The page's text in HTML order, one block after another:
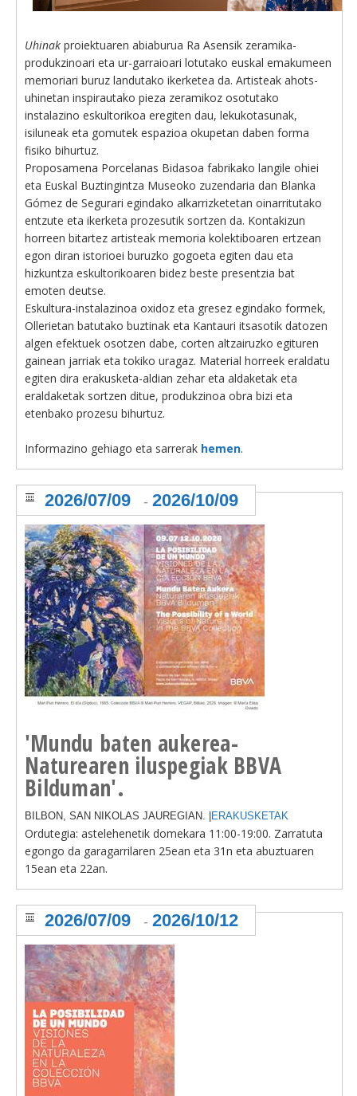
Uhinak proiektuaren abiaburua Ra Asensik zeramika-
produkzinoari eta ur-garraioari lotutako euskal emakumeen
memoriari buruz landutako ikerketea da. Artisteak ahots-
uhinetan inspirautako pieza zeramikoz osotutako
instalazino eskultorikoa eregiten dau, lekukotasunak,
isiluneak eta gomutek espazioa okupetan daben forma
fisiko bihurtuz.
Proposamena Porcelanas Bidasoa fabrikako langile ohiei
eta Euskal Buztingintza Museoko zuzendaria dan Blanka
Gómez de Segurari egindako alkarrizketetan oinarritutako
entzute eta ikerketa prozesutik sortzen da. Kontakizun
horreen bitartez artisteak memoria kolektiboaren ertzean
egon diran istorioei buruzko gogoeta egiten dau eta
hizkuntza eskultorikoaren bidez beste presentzia bat
emoten deutse.
Eskultura-instalazinoa oxidoz eta gresez egindako formek,
Ollerietan batutako buztinak eta Kantauri itsasotik datozen
algen efektuek osotzen dabe, corten altzairuzko egituren
gainean jarriak eta tokiko uragaz. Material horreek eraldatu
egiten dira erakusketa-aldian zehar eta aldaketak eta
eraldaketak sortzen ditue, produkzinoa obra bizi eta
etenbako prozesu bihurtuz.
Informazino gehiago eta sarrerak hemen.
'Mundu baten aukerea-
Naturearen iluspegiak BBVA
Bilduman'.
2026/07/09 - 2026/10/09
BILBON, SAN NIKOLAS JAUREGIAN. | ERAKUSKETAK
Ordutegia: astelehenetik domekara 11:00-19:00. Zarratuta
egongo da garagarrilaren 25ean eta 31n eta abuztuaren
15ean eta 22an.
2026/07/09 - 2026/10/12